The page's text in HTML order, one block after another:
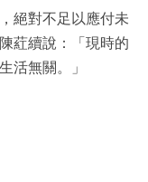
絕對不足以應付未
葒續說：「現時的
活無關。」